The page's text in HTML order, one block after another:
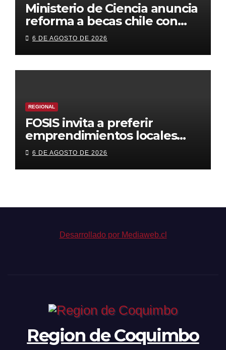
Ministerio de Ciencia anuncia
reforma a becas chile con
foco en áreas estratégicas y
descentralización
6 DE AGOSTO DE 2026
REGIONAL
FOSIS invita a preferir
emprendimientos locales
para regalar en el Día de la
Niñez
6 DE AGOSTO DE 2026
Desarrollado por Mediaweb.cl
Region de Coquimbo